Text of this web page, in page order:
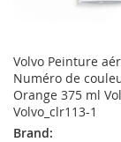
Volvo Peinture
Numéro de
Orange 375 ml
Volvo_clr113-1
Brand: